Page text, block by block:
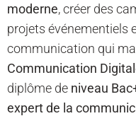
moderne, créer des
projets événementiels
communication qui
Communication
diplôme de niveau
expert de la